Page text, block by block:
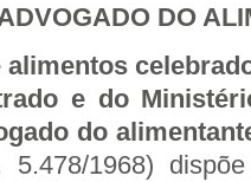
DO
e do
do
1968)